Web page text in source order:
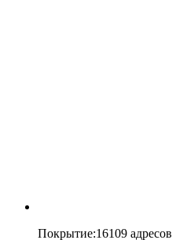
Покрытие:16109 адресов